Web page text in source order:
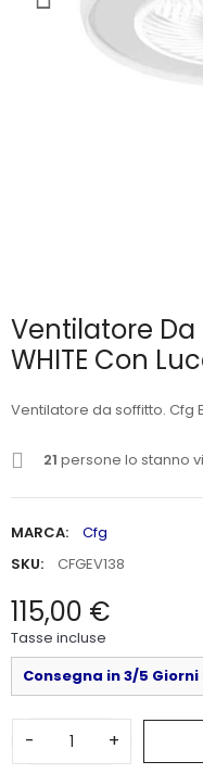
Ventilatore Da
WHITE Con
Ventilatore da soffitto. Cfg
21 persone lo stanno
MARCA:
Cfg
SKU:
CFGEV138
115,00 €
Tasse incluse
Consegna in 3/5
- +